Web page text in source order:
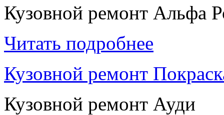
Кузовной ремонт Альфа
Читать подробнее
Кузовной ремонт
Кузовной ремонт Ауди